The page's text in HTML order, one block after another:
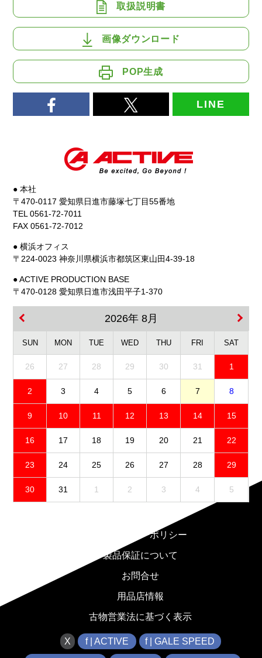
取扱説明書
画像ダウンロード
POP生成
LINE
● 本社
〒470-0117 愛知県日進市藤塚七丁目55番地
TEL 0561-72-7011
FAX 0561-72-7012
● 横浜オフィス
〒224-0023 神奈川県横浜市都筑区東山田4-39-18
● ACTIVE PRODUCTION BASE
〒470-0128 愛知県日進市浅田平子1-370
2026年 8月
SUN MON TUE WED THU FRI SAT
26 27 28 29 30 31 1
2 3 4 5 6 7 8
9 10 11 12 13 14 15
16 17 18 19 20 21 22
23 24 25 26 27 28 29
30 31 1 2 3 4 5
プライバシーポリシー
製品保証について
お問合せ
用品店情報
古物営業法に基づく表示
X f | ACTIVE f | GALE SPEED